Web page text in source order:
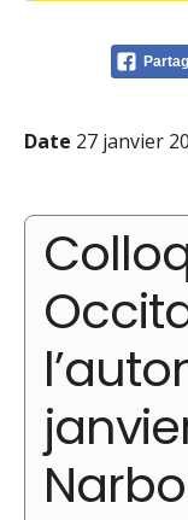
Date 27 janvier